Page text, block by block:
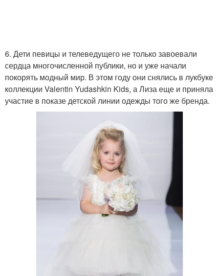
6. Дети певицы и телеведущего не только завоевали
сердца многочисленной публики, но и уже начали
покорять модный мир. В этом году они снялись в лукбуке
коллекции Valentin Yudashkin Kids, а Лиза еще и приняла
участие в показе детской линии одежды того же бренда.